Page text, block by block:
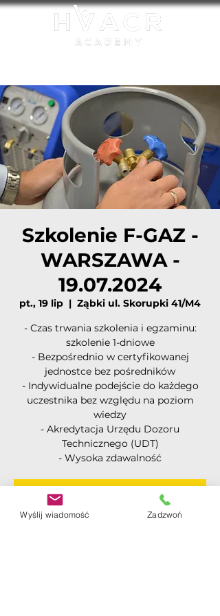
Szkolenie F-GAZ -
WARSZAWA -
19.07.2024
pt., 19 lip
  |
Ząbki ul. Skorupki 41/M4
- Czas trwania szkolenia i egzaminu:
szkolenie 1-dniowe
- Bezpośrednio w certyfikowanej
jednostce bez pośredników
- Indywidualne podejście do każdego
uczestnika bez względu na poziom
wiedzy
- Akredytacja Urzędu Dozoru
Technicznego (UDT)
- Wysoka zdawalność
Rejestracja jest zamknięta
Zobacz inne wydarzenia
Wyślij wiadomość Zadzwoń